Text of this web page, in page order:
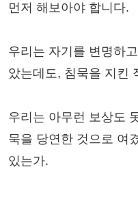
먼저 해보아야 합니다.
우리는 자기를 변명하
았는데도, 침묵을 지킨
우리는 아무런 보상도
묵을 당연한 것으로 여
있는가.